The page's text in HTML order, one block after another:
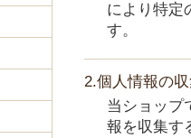
により特定
す。
2.個人情報の
当ショップ
報を収集す